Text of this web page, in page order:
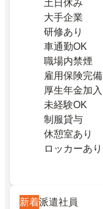
土日休み
大手企業
研修あり
車通勤OK
職場内禁煙
雇用保険完備
厚生年金加入
未経験OK
制服貸与
休憩室あり
ロッカーあり
新着派遣社員